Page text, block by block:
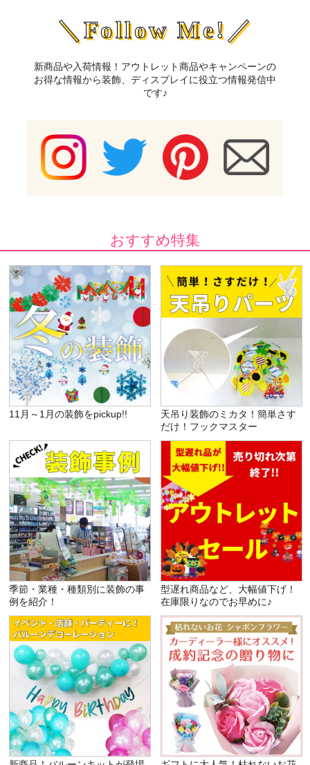
＼Follow Me!／
新商品や入荷情報！アウトレット商品やキャンペーンの
お得な情報から装飾、ディスプレイに役立つ情報発信中
です♪
おすすめ特集
11月～1月の装飾をpickup!!
天吊り装飾のミカタ！簡単さす
だけ！フックマスター
季節・業種・種類別に装飾の事
例を紹介！
型遅れ商品など、大幅値下げ！
在庫限りなのでお早めに♪